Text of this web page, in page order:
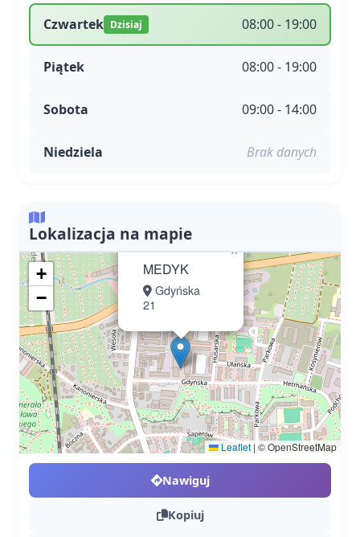
Czwartek Dzisiaj 08:00 - 19:00
Piątek 08:00 - 19:00
Sobota 09:00 - 14:00
Niedziela Brak danych
Lokalizacja na mapie
MEDYK
Gdyńska
21
×
+
−
Leaflet| © OpenStreetMap
Nawiguj
Kopiuj